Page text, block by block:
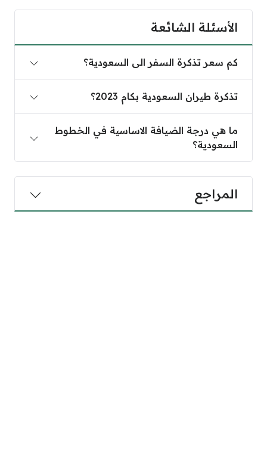
الأسئلة الشائعة
كم سعر تذكرة السفر الى السعودية؟
تذكرة طيران السعودية بكام 2023؟
ما هي درجة الضيافة الاساسية في الخطوط
السعودية؟
المراجع